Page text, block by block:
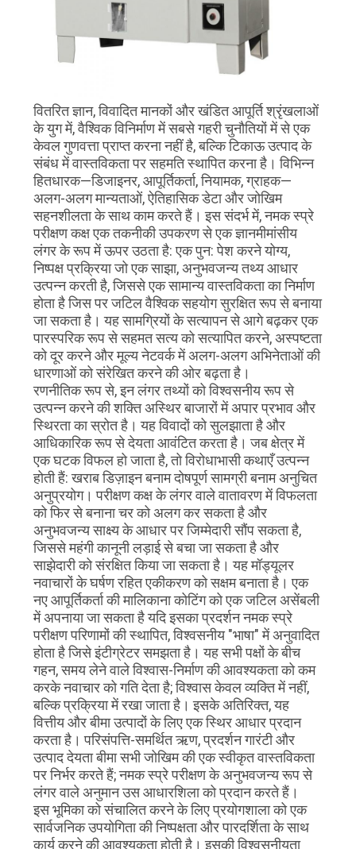
साइटमैप
गोपनीयता
नीति
वितरित ज्ञान, विवादित मानकों और खंडित आपूर्ति श्रृंखलाओं
के युग में, वैश्विक विनिर्माण में सबसे गहरी चुनौतियों में से एक
केवल गुणवत्ता प्राप्त करना नहीं है, बल्कि टिकाऊ उत्पाद के
संबंध में वास्तविकता पर सहमति स्थापित करना है। विभिन्न
हितधारक—डिजाइनर, आपूर्तिकर्ता, नियामक, ग्राहक—
अलग-अलग मान्यताओं, ऐतिहासिक डेटा और जोखिम
सहनशीलता के साथ काम करते हैं। इस संदर्भ में, नमक स्प्रे
परीक्षण कक्ष एक तकनीकी उपकरण से एक ज्ञानमीमांसीय
लंगर के रूप में ऊपर उठता है: एक पुन: पेश करने योग्य,
निष्पक्ष प्रक्रिया जो एक साझा, अनुभवजन्य तथ्य आधार
उत्पन्न करती है, जिससे एक सामान्य वास्तविकता का निर्माण
होता है जिस पर जटिल वैश्विक सहयोग सुरक्षित रूप से बनाया
जा सकता है। यह सामग्रियों के सत्यापन से आगे बढ़कर एक
पारस्परिक रूप से सहमत सत्य को सत्यापित करने, अस्पष्टता
को दूर करने और मूल्य नेटवर्क में अलग-अलग अभिनेताओं की
धारणाओं को संरेखित करने की ओर बढ़ता है।
रणनीतिक रूप से, इन लंगर तथ्यों को विश्वसनीय रूप से
उत्पन्न करने की शक्ति अस्थिर बाजारों में अपार प्रभाव और
स्थिरता का स्रोत है। यह विवादों को सुलझाता है और
आधिकारिक रूप से देयता आवंटित करता है। जब क्षेत्र में
एक घटक विफल हो जाता है, तो विरोधाभासी कथाएँ उत्पन्न
होती हैं: खराब डिज़ाइन बनाम दोषपूर्ण सामग्री बनाम अनुचित
अनुप्रयोग। परीक्षण कक्ष के लंगर वाले वातावरण में विफलता
को फिर से बनाना चर को अलग कर सकता है और
अनुभवजन्य साक्ष्य के आधार पर जिम्मेदारी सौंप सकता है,
जिससे महंगी कानूनी लड़ाई से बचा जा सकता है और
साझेदारी को संरक्षित किया जा सकता है। यह मॉड्यूलर
नवाचारों के घर्षण रहित एकीकरण को सक्षम बनाता है। एक
नए आपूर्तिकर्ता की मालिकाना कोटिंग को एक जटिल असेंबली
में अपनाया जा सकता है यदि इसका प्रदर्शन नमक स्प्रे
परीक्षण परिणामों की स्थापित, विश्वसनीय "भाषा" में अनुवादित
होता है जिसे इंटीग्रेटर समझता है। यह सभी पक्षों के बीच
गहन, समय लेने वाले विश्वास-निर्माण की आवश्यकता को कम
करके नवाचार को गति देता है; विश्वास केवल व्यक्ति में नहीं,
बल्कि प्रक्रिया में रखा जाता है। इसके अतिरिक्त, यह
वित्तीय और बीमा उत्पादों के लिए एक स्थिर आधार प्रदान
करता है। परिसंपत्ति-समर्थित ऋण, प्रदर्शन गारंटी और
उत्पाद देयता बीमा सभी जोखिम की एक स्वीकृत वास्तविकता
पर निर्भर करते हैं; नमक स्प्रे परीक्षण के अनुभवजन्य रूप से
लंगर वाले अनुमान उस आधारशिला को प्रदान करते हैं।
इस भूमिका को संचालित करने के लिए प्रयोगशाला को एक
सार्वजनिक उपयोगिता की निष्पक्षता और पारदर्शिता के साथ
कार्य करने की आवश्यकता होती है। इसकी विश्वसनीयता